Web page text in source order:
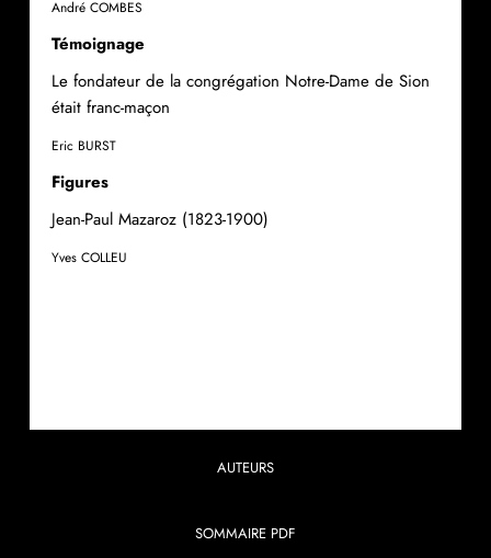
AUTEURS
SOMMAIRE PDF
André COMBES
Témoignage
Le fondateur de la congrégation Notre-Dame de Sion
était franc-maçon
Eric BURST
Figures
Jean-Paul Mazaroz (1823-1900)
Yves COLLEU